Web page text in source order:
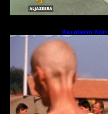
Keraterm
Kapitel des